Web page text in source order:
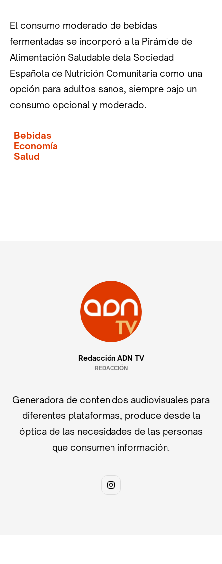
El consumo moderado de bebidas
fermentadas se incorporó a la Pirámide de
Alimentación Saludable dela Sociedad
Española de Nutrición Comunitaria como una
opción para adultos sanos, siempre bajo un
consumo opcional y moderado.
Bebidas
Economía
Salud
Redacción ADN TV
REDACCIÓN
Generadora de contenidos audiovisuales para
diferentes plataformas, produce desde la
óptica de las necesidades de las personas
que consumen información.